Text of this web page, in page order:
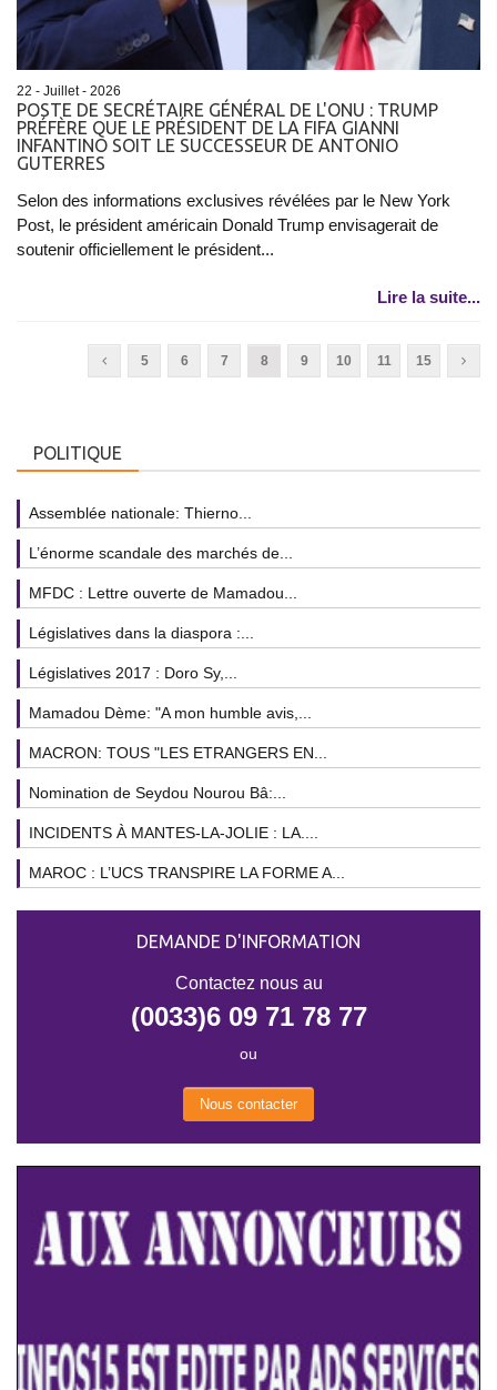
22 - Juillet - 2026
POSTE DE SECRÉTAIRE GÉNÉRAL DE L'ONU : TRUMP
PRÉFÈRE QUE LE PRÉSIDENT DE LA FIFA GIANNI
INFANTINO SOIT LE SUCCESSEUR DE ANTONIO
GUTERRES
Selon des informations exclusives révélées par le New York
Post, le président américain Donald Trump envisagerait de
soutenir officiellement le président...
Lire la suite...
5 6 7 8 9 10 11 15
POLITIQUE
Assemblée nationale: Thierno...
L’énorme scandale des marchés de...
MFDC : Lettre ouverte de Mamadou...
Législatives dans la diaspora :...
Législatives 2017 : Doro Sy,...
Mamadou Dème: "A mon humble avis,...
MACRON: TOUS "LES ETRANGERS EN...
Nomination de Seydou Nourou Bâ:...
INCIDENTS À MANTES-LA-JOLIE : LA....
MAROC : L’UCS TRANSPIRE LA FORME A...
DEMANDE D'INFORMATION
Contactez nous au
(0033)6 09 71 78 77
ou
Nous contacter